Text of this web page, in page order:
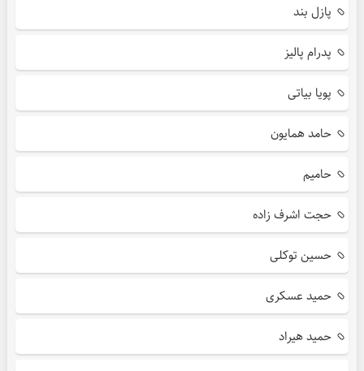
پازل بند
پدرام پالیز
پویا بیاتی
حامد همایون
حامیم
حجت اشرف زاده
حسین توکلی
حمید عسکری
حمید هیراد